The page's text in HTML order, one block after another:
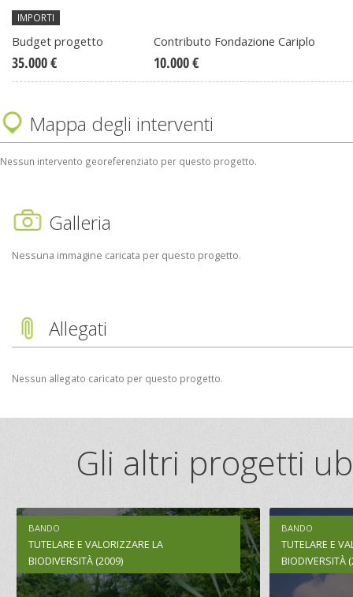
IMPORTI
Budget progetto
35.000 €
Contributo Fondazione Cariplo
10.000 €
Mappa degli interventi
Nessun intervento georeferenziato per questo progetto.
Galleria
Nessuna immagine caricata per questo progetto.
Allegati
Nessun allegato caricato per questo progetto.
Gli altri progetti
BANDO
TUTELARE E VALORIZZARE LA
BIODIVERSITÀ (2009)
BANDO
TUTELARE E
BIODIVERSITÀ